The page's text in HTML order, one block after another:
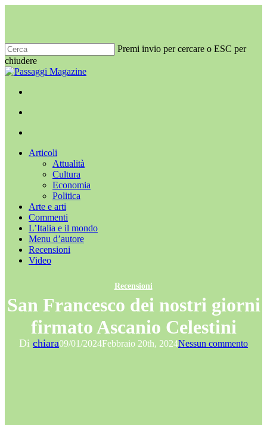
principale
Premi invio per cercare o ESC per
chiudere
Chiudi
Menu
cerca
Menu
Articoli
Attualità
Cultura
Economia
Politica
Arte e arti
Commenti
L’Italia e il mondo
Menu d’autore
Recensioni
Video
Recensioni
San Francesco dei nostri giorni
firmato Ascanio Celestini
Di chiara09/01/2024Febbraio 20th, 2024Nessun commento